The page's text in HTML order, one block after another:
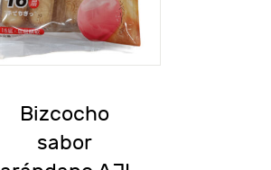
Bizcocho
sabor